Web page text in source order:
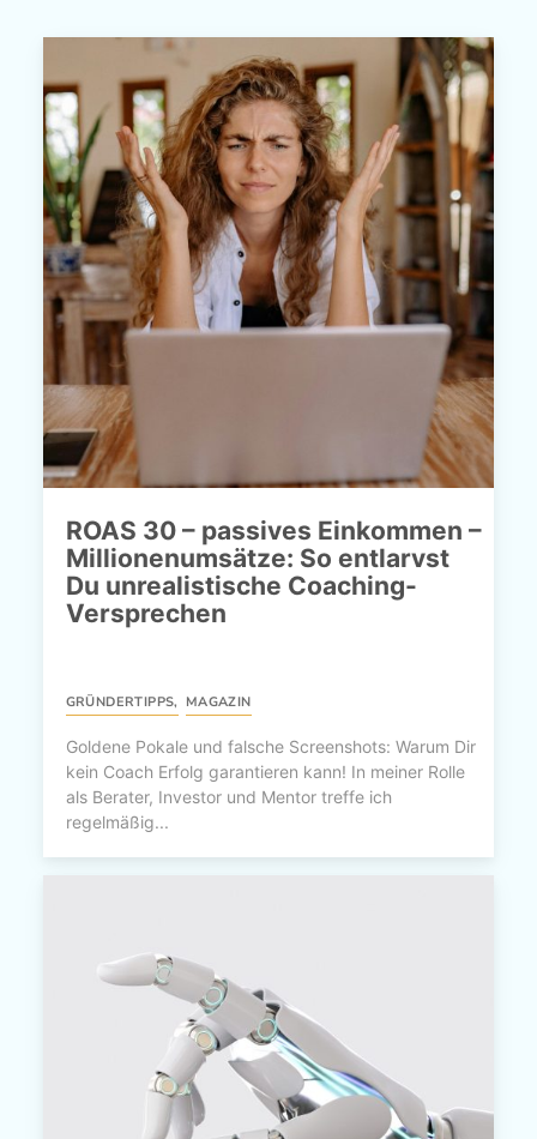
ROAS 30 – passives Einkommen –
Millionenumsätze: So entlarvst
Du unrealistische Coaching-
Versprechen
GRÜNDERTIPPS, MAGAZIN
Goldene Pokale und falsche Screenshots: Warum Dir
kein Coach Erfolg garantieren kann! In meiner Rolle
als Berater, Investor und Mentor treffe ich
regelmäßig...